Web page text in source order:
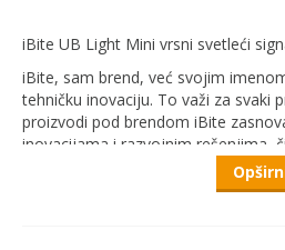
iBite UB Light Mini vrsni svetleći
iBite, sam brend, već svojim
tehničku inovaciju. To važi za svaki
proizvodi pod brendom iBite
inovacijama i razvojnim rešenjima,
ribolovaca jednostavnijim i
provedeno pored vode prijatnijim.